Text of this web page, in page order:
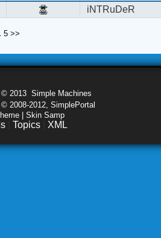
iNTRuDeR
5 >>
2013 Simple Machines
2008-2012, SimplePortal
| Skin Samp
Topics XML